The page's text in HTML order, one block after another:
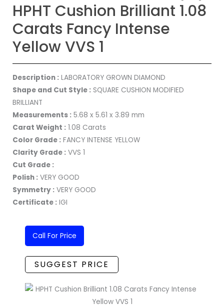
HPHT Cushion Brilliant 1.08
Carats Fancy Intense
Yellow VVS 1
Description : LABORATORY GROWN DIAMOND
Shape and Cut Style : SQUARE CUSHION MODIFIED
BRILLIANT
Measurements : 5.68 x 5.61 x 3.89 mm
Carat Weight : 1.08 Carats
Color Grade : FANCY INTENSE YELLOW
Clarity Grade : VVS 1
Cut Grade :
Polish : VERY GOOD
Symmetry : VERY GOOD
Certificate : IGI
Call For Price
SUGGEST PRICE